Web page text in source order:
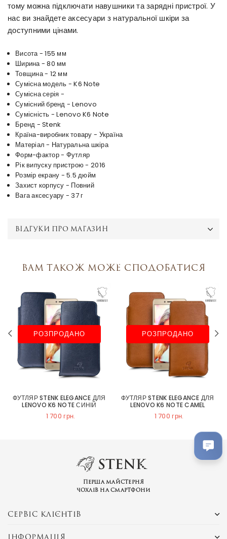
тому можна підключати навушники та зарядні пристрої. У
нас ви знайдете аксесуари з натуральної шкіри за
доступними цінами.
Висота - 155 мм
Ширина - 80 мм
Товщина - 12 мм
Сумісна модель - K6 Note
Сумісна серія -
Сумісний бренд - Lenovo
Сумісність - Lenovo K6 Note
Бренд - Stenk
Країна-виробник товару - Україна
Матеріал - Натуральна шкіра
Форм-фактор - Футляр
Рік випуску пристрою - 2016
Розмір екрану - 5.5 дюйм
Захист корпусу - Повний
Вага аксесуару - 37 г
ВІДГУКИ ПРО МАГАЗИН
Вам також може сподобатися
РОЗПРОДАНО
ФУТЛЯР STENK ELEGANCE ДЛЯ
LENOVO K6 NOTE СИНІЙ
1 700 грн.
РОЗПРОДАНО
ФУТЛЯР STENK ELEGANCE ДЛЯ
LENOVO K6 NOTE CAMEL
1 700 грн.
Перша майстерня
чохлів на смартфони
СЕРВІС КЛІЄНТІВ
ІНФОРМАЦІЯ